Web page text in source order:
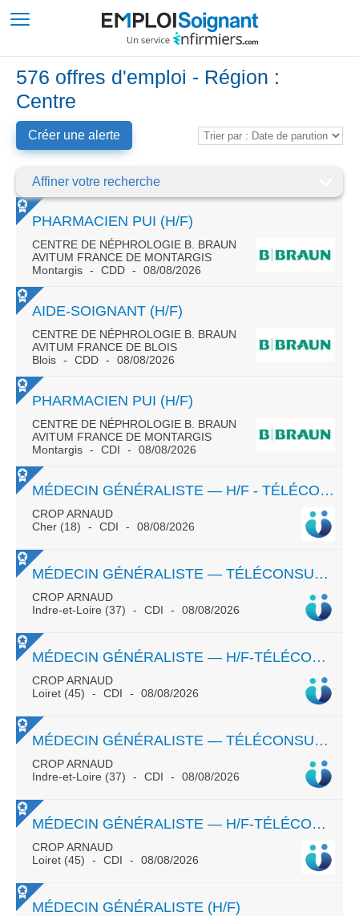
576 offres d'emploi - Région :
Centre
Créer une alerte
Affiner votre recherche
PHARMACIEN PUI (H/F)
CENTRE DE NÉPHROLOGIE B. BRAUN
AVITUM FRANCE DE MONTARGIS
Montargis
CDD 08/08/2026
AIDE-SOIGNANT (H/F)
CENTRE DE NÉPHROLOGIE B. BRAUN
AVITUM FRANCE DE BLOIS
Blois
CDD 08/08/2026
PHARMACIEN PUI (H/F)
CENTRE DE NÉPHROLOGIE B. BRAUN
AVITUM FRANCE DE MONTARGIS
Montargis
CDI 08/08/2026
MÉDECIN GÉNÉRALISTE — H/F - TÉLÉCONSULTATION - CDI - TEMPS PLEIN OU PARTIEL
CROP ARNAUD
Cher (18)
CDI 08/08/2026
MÉDECIN GÉNÉRALISTE — TÉLÉCONSULTATION
CROP ARNAUD
Indre-et-Loire (37)
CDI 08/08/2026
MÉDECIN GÉNÉRALISTE — H/F-TÉLÉCONSULTATION- CDI- ORLÉANS -TPS PLEIN OU PARTIEL
CROP ARNAUD
Loiret (45)
CDI 08/08/2026
MÉDECIN GÉNÉRALISTE — TÉLÉCONSULTATION
CROP ARNAUD
Indre-et-Loire (37)
CDI 08/08/2026
MÉDECIN GÉNÉRALISTE — H/F-TÉLÉCONSULTATION- CDI- ORLÉANS -TPS PLEIN OU PARTIEL
CROP ARNAUD
Loiret (45)
CDI 08/08/2026
MÉDECIN GÉNÉRALISTE (H/F)